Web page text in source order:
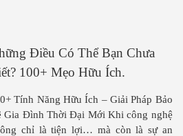
Điều Có Thể Bạn Chưa
100+ Mẹo Hữu Ích.
Tính Năng Hữu Ích – Giải Pháp Bảo
Gia Đình Thời Đại Mới Khi công nghệ
chỉ là tiện lợi… mà còn là sự an